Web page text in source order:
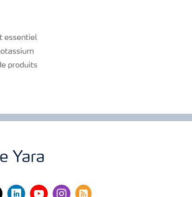
essentiel
produits
Yara
linkedinyoutubeinstagram
rss